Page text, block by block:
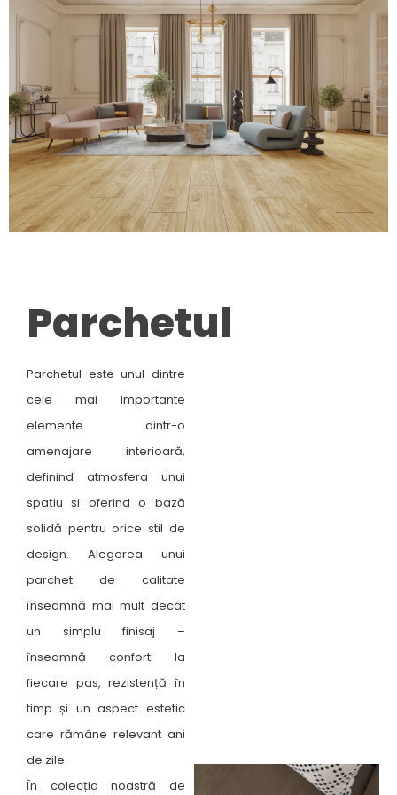
Parchetul
Parchetul este unul dintre
cele mai importante
elemente dintr-o
amenajare interioară,
definind atmosfera unui
spațiu și oferind o bază
solidă pentru orice stil de
design. Alegerea unui
parchet de calitate
înseamnă mai mult decât
un simplu finisaj –
înseamnă confort la
fiecare pas, rezistență în
timp și un aspect estetic
care rămâne relevant ani
de zile.
În colecția noastră de